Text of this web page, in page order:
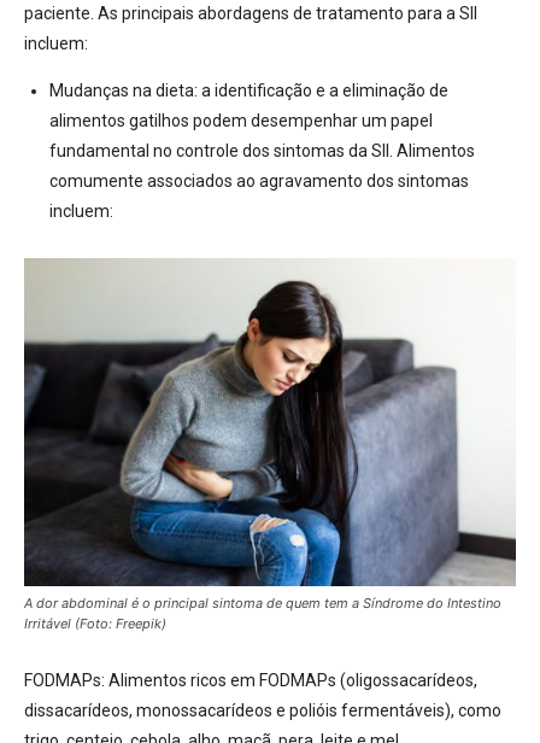
paciente. As principais abordagens de tratamento para a SII
incluem:
Mudanças na dieta: a identificação e a eliminação de
alimentos gatilhos podem desempenhar um papel
fundamental no controle dos sintomas da SII. Alimentos
comumente associados ao agravamento dos sintomas
incluem:
A dor abdominal é o principal sintoma de quem tem a Síndrome do Intestino
Irritável (Foto: Freepik)
FODMAPs: Alimentos ricos em FODMAPs (oligossacarídeos,
dissacarídeos, monossacarídeos e polióis fermentáveis), como